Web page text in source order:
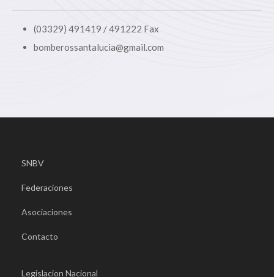
(03329) 491419 / 491222 Fax
bomberossantalucia@gmail.com
SNBV
Federaciones
Asociaciones
Contacto
Legislacion Nacional